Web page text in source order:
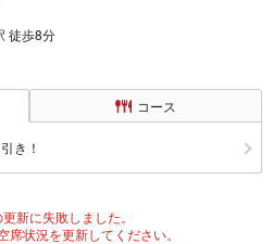
徒歩8分
コース
き！
新に失敗しました。
状況を更新してください。